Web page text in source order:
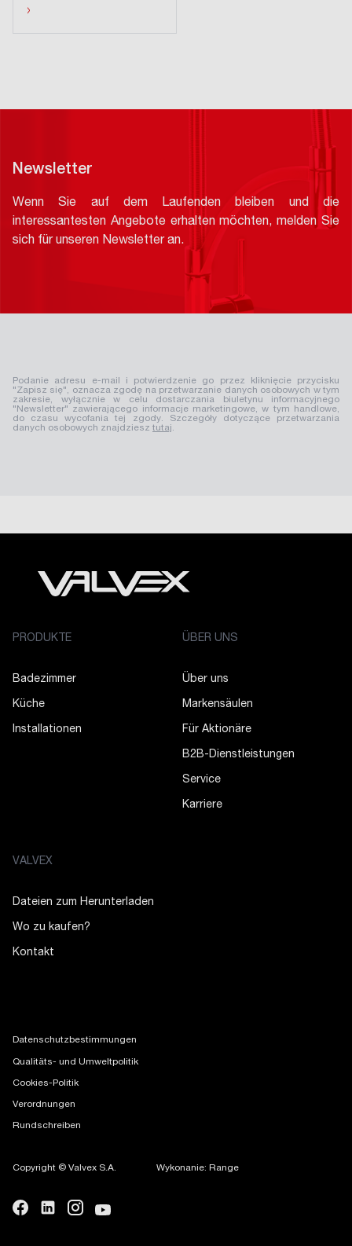
›
Newsletter
Wenn Sie auf dem Laufenden bleiben und die
interessantesten Angebote erhalten möchten, melden Sie
sich für unseren Newsletter an.
Podanie adresu e-mail i potwierdzenie go przez kliknięcie przycisku
"Zapisz się", oznacza zgodę na przetwarzanie danych osobowych w tym
zakresie, wyłącznie w celu dostarczania biuletynu informacyjnego
"Newsletter" zawierającego informacje marketingowe, w tym handlowe,
do czasu wycofania tej zgody. Szczegóły dotyczące przetwarzania
danych osobowych znajdziesz tutaj.
PRODUKTE
Badezimmer
Küche
Installationen
ÜBER UNS
Über uns
Markensäulen
Für Aktionäre
B2B-Dienstleistungen
Service
Karriere
VALVEX
Dateien zum Herunterladen
Wo zu kaufen?
Kontakt
Datenschutzbestimmungen
Qualitäts- und Umweltpolitik
Cookies-Politik
Verordnungen
Rundschreiben
Copyright © Valvex S.A. Wykonanie: Range